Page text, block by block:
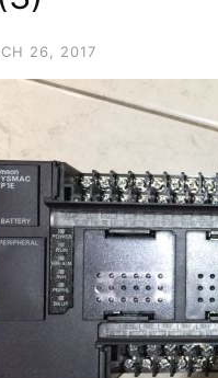
26, 2017